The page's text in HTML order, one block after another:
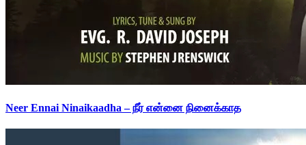
Neer Ennai Ninaikaadha – நீர் என்னை நினைக்காத